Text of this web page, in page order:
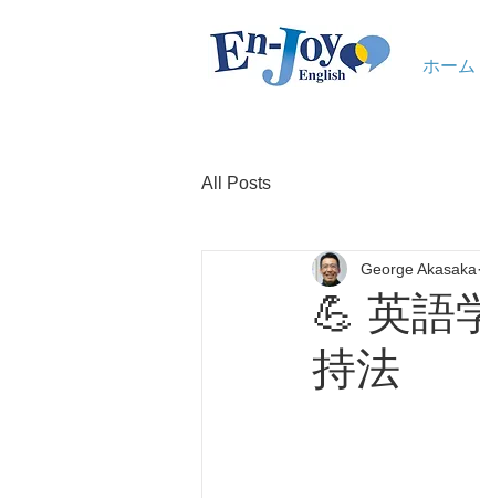
ホーム
All Posts
💪 英語
持法
George Akasaka